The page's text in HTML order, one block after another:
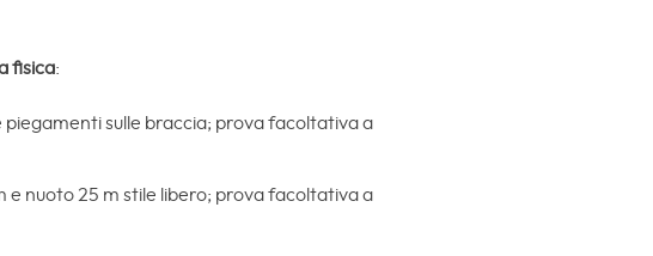
fisica:
sulle braccia; prova facoltativa a
nuoto 25 m stile libero; prova facoltativa a